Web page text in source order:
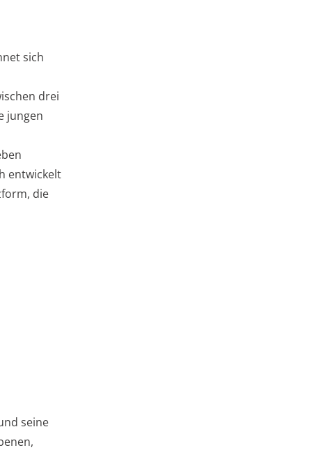
sich
drei
jungen
entwickelt
die
seine